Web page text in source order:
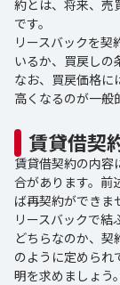
約とは、将来、売
です。
リースバックを契
いるか、買戻しの
なお、買戻価格に
高くなるのが一般
賃貸借契
賃貸借契約の内容
合があります。前
ば再契約ができま
リースバックで
どちらなのか、
のように定められ
明を求めましょう。